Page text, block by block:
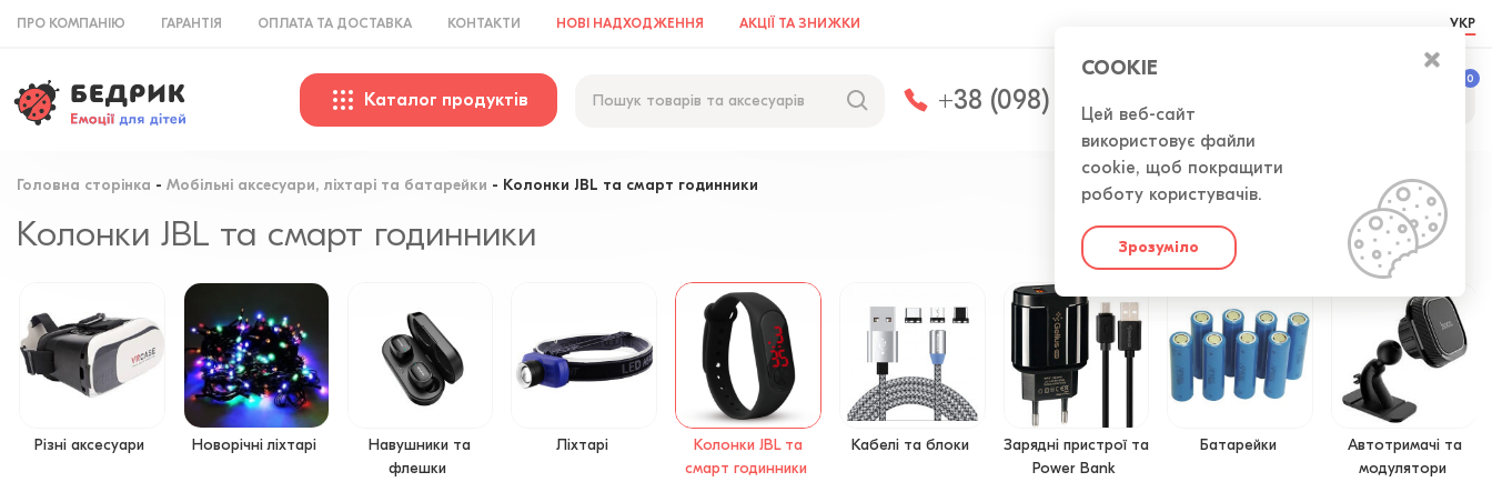
ПРО КОМПАНІЮ ГАРАНТІЯ ОПЛАТА ТА ДОСТАВКА КОНТАКТИ НОВІ НАДХОДЖЕННЯ АКЦІЇ ТА ЗНИЖКИ УКР
Каталог продуктів +38 (098) 300-50-52
0
Головна сторінка Мобільні аксесуари, ліхтарі та батарейки Колонки JBL та смарт годинники
Колонки JBL та смарт годинники
Різні аксесуари Новорічні ліхтарі
Навушники та
флешки
Ліхтарі
Колонки JBL та
смарт годинники
Кабелі та блоки
Зарядні пристрої та
Power Bank
Батарейки
Автотримачі та
модулятори
COOKIE
Цей веб-сайт
використовує файли
cookie, щоб покращити
роботу користувачів.
Зрозуміло